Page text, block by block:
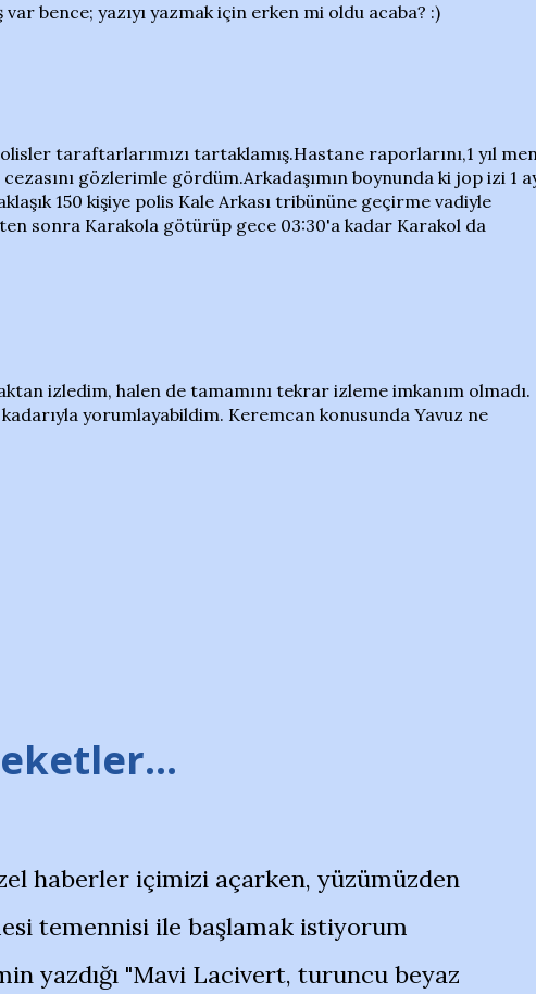
bence; yazıyı yazmak için erken mi oldu acaba? :)
taraftarlarımızı tartaklamış.Hastane raporlarını,1 yıl
cezasını gözlerimle gördüm.Arkadaşımın boynunda ki jop izi 1
150 kişiye polis Kale Arkası tribününe geçirme vadiyle
sonra Karakola götürüp gece 03:30'a kadar Karakol da
izledim, halen de tamamını tekrar izleme imkanım olmadı.
yorumlayabildim. Keremcan konusunda Yavuz ne
haberler içimizi açarken, yüzümüzden
temennisi ile başlamak istiyorum
yazdığı "Mavi Lacivert, turuncu beyaz